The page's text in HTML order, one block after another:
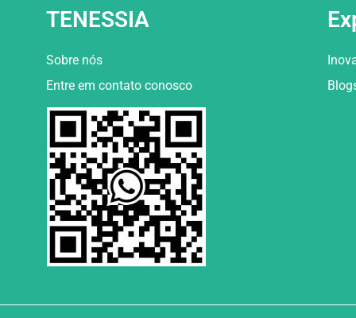
TENESSIA
Sobre nós
Entre em contato conosco